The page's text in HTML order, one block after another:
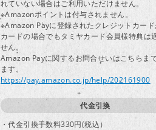
れていない場合はご利用いただけません。
※Amazonポイントは付与されません。
※Amazon Payに登録されたクレジットカード
カードの場合でもタミヤカード会員様特典は
せん。
Amazon Payに関するお問合せいはこちらま
ます。
https://pay.amazon.co.jp/help/202161900
代金引換
・代金引換手数料330円(税込）